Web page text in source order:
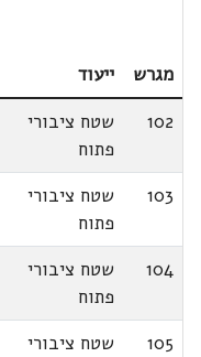
מגרש ייעוד
102
שטח ציבורי
פתוח
103
שטח ציבורי
פתוח
104
שטח ציבורי
פתוח
105
שטח ציבורי